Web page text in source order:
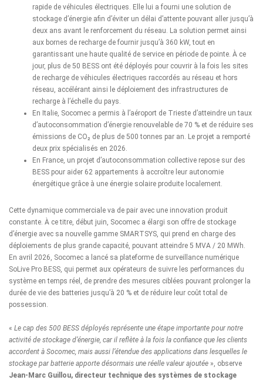
rapide de véhicules électriques. Elle lui a fourni une solution de
stockage d’énergie afin d’éviter un délai d’attente pouvant aller jusqu’à
deux ans avant le renforcement du réseau. La solution permet ainsi
aux bornes de recharge de fournir jusqu’à 360 kW, tout en
garantissant une haute qualité de service en période de pointe. À ce
jour, plus de 50 BESS ont été déployés pour couvrir à la fois les sites
de recharge de véhicules électriques raccordés au réseau et hors
réseau, accélérant ainsi le déploiement des infrastructures de
recharge à l’échelle du pays.
En Italie, Socomec a permis à l’aéroport de Trieste d’atteindre un taux
d’autoconsommation d’énergie renouvelable de 70 % et de réduire ses
émissions de CO₂ de plus de 500 tonnes par an. Le projet a remporté
deux prix spécialisés en 2026.
En France, un projet d’autoconsommation collective repose sur des
BESS pour aider 62 appartements à accroître leur autonomie
énergétique grâce à une énergie solaire produite localement.
Cette dynamique commerciale va de pair avec une innovation produit
constante. À ce titre, début juin, Socomec a élargi son offre de stockage
d’énergie avec sa nouvelle gamme SMARTSYS , qui prend en charge des
déploiements de plus grande capacité, pouvant atteindre 5 MVA / 20 MWh.
En avril 2026, Socomec a lancé sa plateforme de surveillance numérique
SoLive Pro BESS , qui permet aux opérateurs de suivre les performances du
système en temps réel, de prendre des mesures ciblées pouvant prolonger la
durée de vie des batteries jusqu’à 20 % et de réduire leur coût total de
possession.
« Le cap des 500 BESS déployés représente une étape importante pour notre
activité de stockage d’énergie, car il reflète à la fois la confiance que les clients
accordent à Socomec, mais aussi l’étendue des applications dans lesquelles le
stockage par batterie apporte désormais une réelle valeur ajoutée », observe
Jean-Marc Guillou, directeur technique des systèmes de stockage